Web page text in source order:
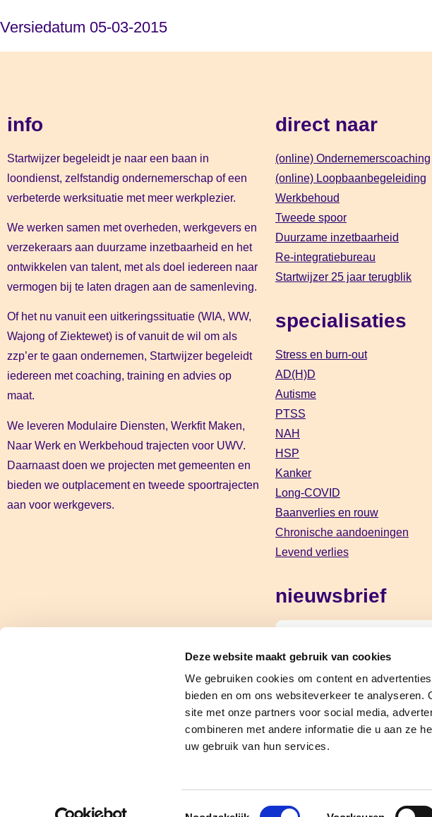
Deze website maakt gebruik van cookies
We gebruiken cookies om content en
bieden en om ons websiteverkeer te
site met onze partners voor social media,
combineren met andere informatie die u aan ze
uw gebruik van hun services.
Toestemmingsselectie
Versiedatum 05-03-2015
info
Startwijzer begeleidt je naar een baan in
loondienst, zelfstandig ondernemerschap of een
verbeterde werksituatie met meer werkplezier.
We werken samen met overheden, werkgevers en
verzekeraars aan duurzame inzetbaarheid en het
ontwikkelen van talent, met als doel iedereen naar
vermogen bij te laten dragen aan de samenleving.
Of het nu vanuit een uitkeringssituatie (WIA, WW,
Wajong of Ziektewet) is of vanuit de wil om als
zzp’er te gaan ondernemen, Startwijzer begeleidt
iedereen met coaching, training en advies op
maat.
We leveren Modulaire Diensten, Werkfit Maken,
Naar Werk en Werkbehoud trajecten voor UWV.
Daarnaast doen we projecten met gemeenten en
bieden we outplacement en tweede spoortrajecten
aan voor werkgevers.
direct naar
(online) Ondernemerscoaching
(online) Loopbaanbegeleiding
Werkbehoud
Tweede spoor
Duurzame inzetbaarheid
Re-integratiebureau
Startwijzer 25 jaar terugblik
specialisaties
Stress en burn-out
AD(H)D
Autisme
PTSS
NAH
HSP
Kanker
Long-COVID
Baanverlies en rouw
Chronische aandoeningen
Levend verlies
nieuwsbrief
Jouw gegevens worden